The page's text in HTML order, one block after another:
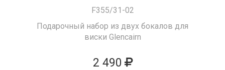
F355/31-02
Подарочный набор из двух бокалов для
виски Glencairn
2 490